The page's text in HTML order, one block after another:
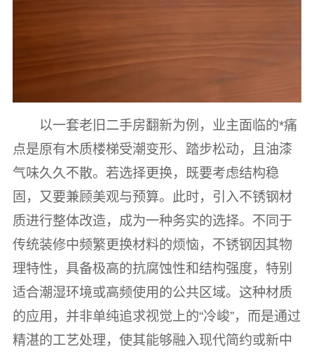
以一套老旧二手房翻新为例，业主面临的*痛
点是原有木质楼梯受潮变形、踏步松动，且油漆
气味久久不散。若选择更换，既要考虑结构稳
固，又要兼顾美观与预算。此时，引入不锈钢材
质进行整体改造，成为一种务实的选择。不同于
传统装修中频繁更换材料的烦恼，不锈钢因其物
理特性，具备极高的抗腐蚀性和结构强度，特别
适合潮湿环境或高频使用的公共区域。这种材质
的应用，并非单纯追求视觉上的“冷峻”，而是通过
精湛的工艺处理，使其能够融入现代简约或新中